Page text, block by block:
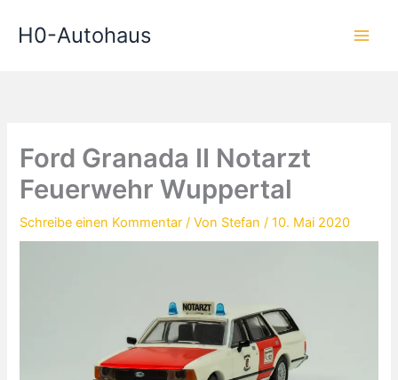
InhaltH0-Autohaus
Ford Granada II Notarzt
Feuerwehr Wuppertal
Schreibe einen Kommentar / Von Stefan/10. Mai 2020